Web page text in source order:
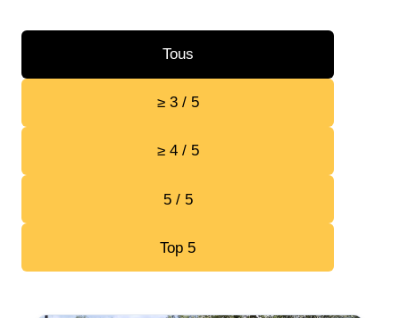
Tous
≥ 3 / 5
≥ 4 / 5
5 / 5
Top 5